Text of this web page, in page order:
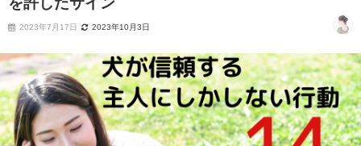
2023年7月17日 2023年10月3日